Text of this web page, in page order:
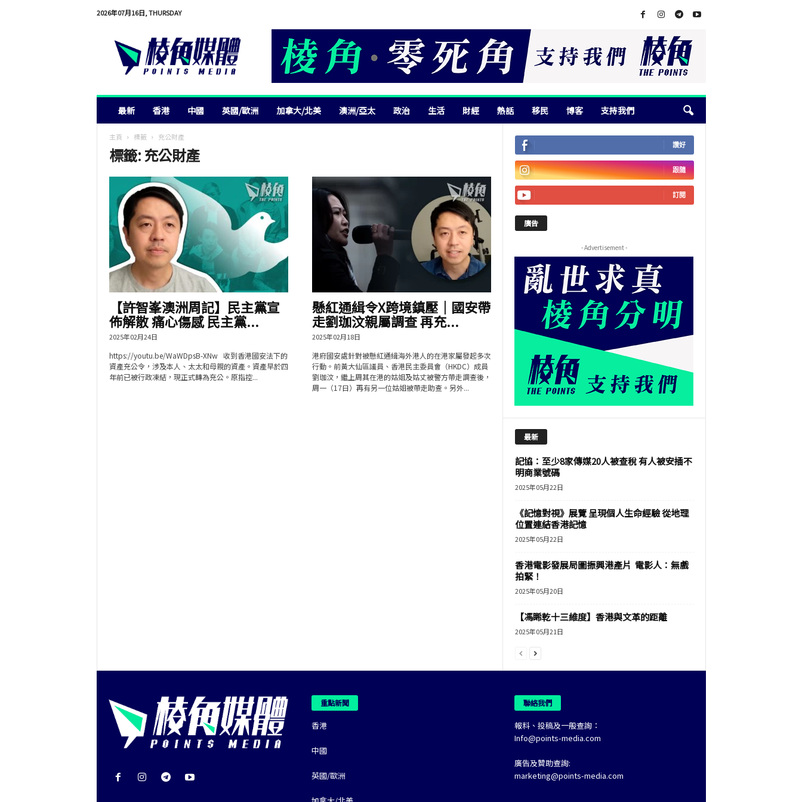
2026年07月16日, THURSDAY
最新 香港 中國 英國/歐洲 加拿大/北美 澳洲/亞太 政治 生活 財經 熱話 移民 博客 支持我們
主頁 標籤 充公財產
標籤: 充公財產
【許智峯澳洲周記】民主黨宣
佈解散 痛心傷感 民主黨...
2025年02月24日
https://youtu.be/WaWDpsB-XNw 收到香港國安法下的
資產充公令，涉及本人、太太和母親的資產。資產早於四
年前已被行政凍結，現正式轉為充公。原指控...
懸紅通緝令X跨境鎮壓｜國安帶
走劉珈汶親屬調查 再充...
2025年02月18日
港府國安處針對被懸紅通緝海外港人的在港家屬發起多次
行動。前黃大仙區議員、香港民主委員會（HKDC）成員
劉珈汶，繼上周其在港的姑姐及姑丈被警方帶走調查後，
周一（17日）再有另一位姑姐被帶走助查。另外...
讚好
跟隨
訂閱
廣告
- Advertisement -
最新
記協：至少8家傳媒20人被查稅 有人被安插不
明商業號碼
2025年05月22日
《記憶對視》展覽 呈現個人生命經驗 從地理
位置連結香港記憶
2025年05月22日
香港電影發展局圖振興港產片 電影人：無戲
拍緊！
2025年05月20日
【馮睎乾十三維度】香港與文革的距離
2025年05月21日
重點新聞
香港
中國
英國/歐洲
聯絡我們
報料、投稿及一般查詢：
Info@points-media.com
廣告及贊助查詢:
marketing@points-media.com